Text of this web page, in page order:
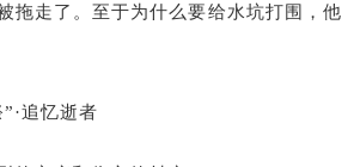
拖走了。至于为什么要给水坑打围，他
追忆逝者